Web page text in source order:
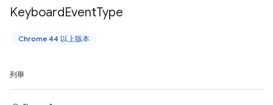
KeyboardEventType
Chrome 44 以上版本
列舉